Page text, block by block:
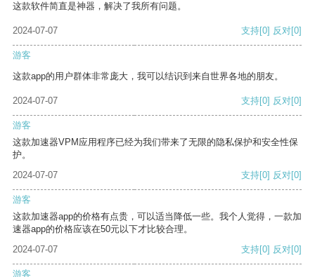
这款软件简直是神器，解决了我所有问题。
2024-07-07 支持[0] 反对[0]
游客
这款app的用户群体非常庞大，我可以结识到来自世界各地的朋友。
2024-07-07 支持[0] 反对[0]
游客
这款加速器VPM应用程序已经为我们带来了无限的隐私保护和安全性保
护。
2024-07-07
支持[0] 反对[0]
游客
这款加速器app的价格有点贵，可以适当降低一些。我个人觉得，一款加
速器app的价格应该在50元以下才比较合理。
2024-07-07
支持[0] 反对[0]
游客